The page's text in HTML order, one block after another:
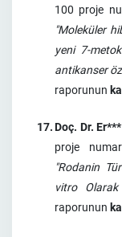
100 proje
"Moleküler
yeni 7-
antikanser
raporunun
17.Doç. Dr.
proje
"Rodanin
vitro Olarak
raporunun